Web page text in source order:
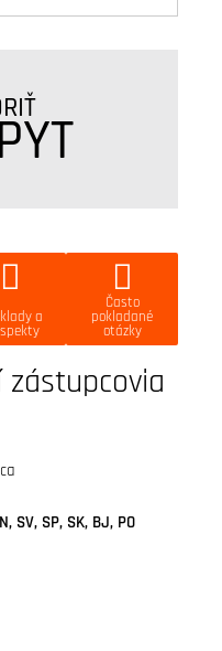
a
Často
pokladané
otázky
zástupcovia
SV, SP, SK, BJ, PO